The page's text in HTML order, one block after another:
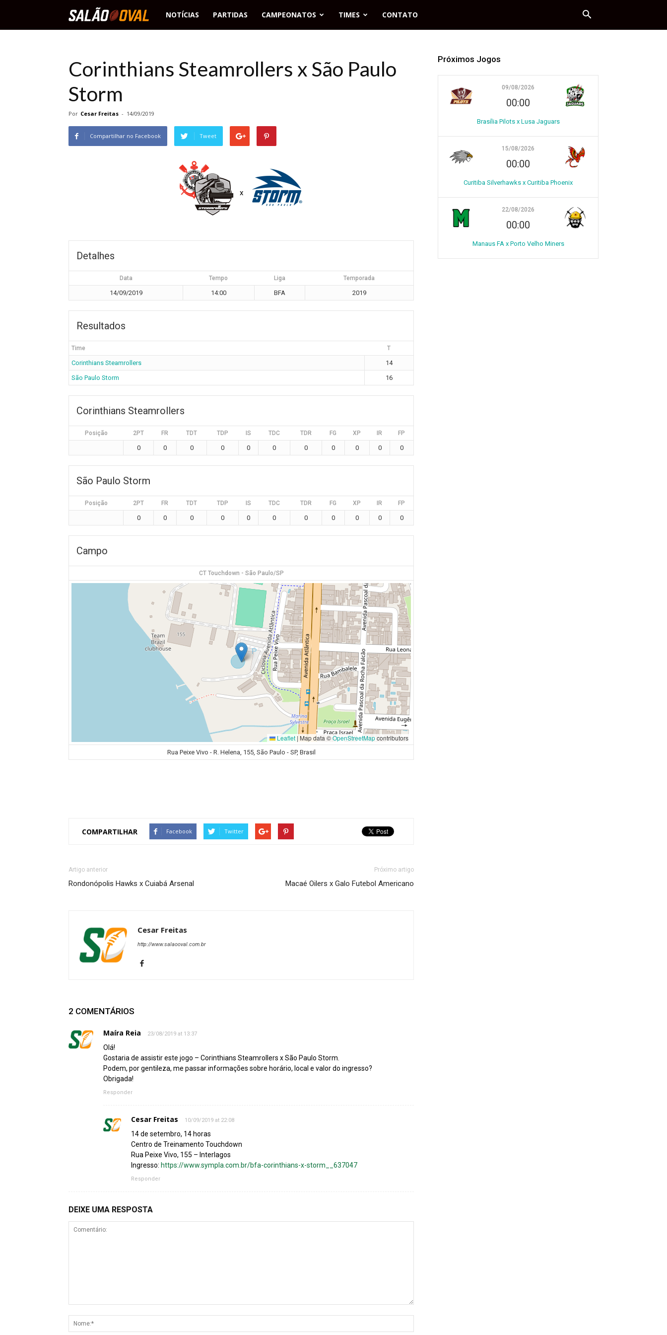
Salão
NOTÍCIAS PARTIDAS CAMPEONATOS TIMES CONTATO
Corinthians Steamrollers x São Paulo
Storm
Por Cesar Freitas - 14/09/2019
Compartilhar no Facebook Tweet
x
Detalhes
Data Tempo Liga Temporada
14/09/2019 14:00 BFA 2019
Resultados
Time T
Corinthians Steamrollers
14
São Paulo Storm
16
Corinthians Steamrollers
Posição 2PT FR TDT TDP IS TDC TDR FG XP IR FP
0 0 0 0 0 0 0 0 0 0 0
São Paulo Storm
Posição 2PT FR TDT TDP IS TDC TDR FG XP IR FP
0 0 0 0 0 0 0 0 0 0 0
Campo
CT Touchdown - São Paulo/SP
Leaflet | Map data ©OpenStreetMapcontributors
Rua Peixe Vivo - R. Helena, 155, São Paulo - SP, Brasil
COMPARTILHAR Facebook Twitter
Artigo anterior
Rondonópolis Hawks x Cuiabá Arsenal
Próximo artigo
Macaé Oilers x Galo Futebol Americano
Cesar Freitas
http://www.salaooval.com.br
2 COMENTÁRIOS
Maíra Reia 23/08/2019 at 13:37
Olá!
Gostaria de assistir este jogo – Corinthians Steamrollers x São Paulo Storm.
Podem, por gentileza, me passar informações sobre horário, local e valor do ingresso?
Obrigada!
Responder
Cesar Freitas 10/09/2019 at 22:08
14 de setembro, 14 horas
Centro de Treinamento Touchdown
Rua Peixe Vivo, 155 – Interlagos
Ingresso: https://www.sympla.com.br/bfa-corinthians-x-storm__637047
Responder
DEIXE UMA RESPOSTA
Próximos Jogos
09/08/2026
00:00
Brasília Pilots x Lusa Jaguars
15/08/2026
00:00
Curitiba Silverhawks x Curitiba Phoenix
22/08/2026
00:00
Manaus FA x Porto Velho Miners